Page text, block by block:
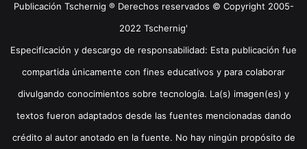
Publicación Tschernig ® Derechos reservados © Copyright 2005-
2022 Tschernig'
Especificación y descargo de responsabilidad: Esta publicación fue
compartida únicamente con fines educativos y para colaborar
divulgando conocimientos sobre tecnología. La(s) imagen(es) y
textos fueron adaptados desde las fuentes mencionadas dando
crédito al autor anotado en la fuente. No hay ningún propósito de